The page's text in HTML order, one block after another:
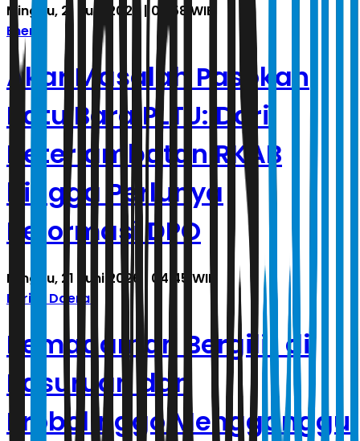
Minggu, 21 Juni 2026 | 06.58 WIB
Energi
Akar Masalah Pasokan
Batu Bara PLTU: Dari
Keterlambatan RKAB
hingga Perlunya
Reformasi DPO
Minggu, 21 Juni 2026 | 04.45 WIB
Berita Daerah
Pemadaman Bergilir di
Pasuruan dan
Probolinggo Mengganggu